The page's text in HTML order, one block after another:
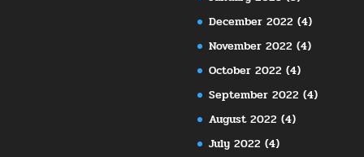
December 2022 (4)
November 2022 (4)
October 2022 (4)
September 2022 (4)
August 2022 (4)
July 2022 (4)